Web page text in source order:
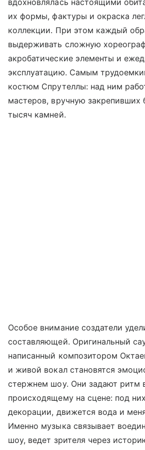
их формы, фактуры и окраска
коллекции. При этом каждый
выдерживать сложную
акробатические элементы и
эксплуатацию. Самым
костюм Спрутеллы: над ним
мастеров, вручную закрепивших
тысяч камней.
Особое внимание создатели
составляющей. Оригинальный
написанный композитором
и живой вокал становятся
стержнем шоу. Они задают ритм
происходящему на сцене: под
декорации, движется вода и
Именно музыка связывает
шоу, ведет зрителя через